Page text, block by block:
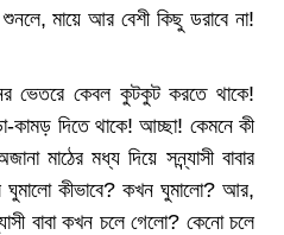
মায়ে আর বেশী কিছু ডরাবে না!
ভেতরে কেবল কুটকুট করতে থাকে!
কামড় দিতে থাকে! আচ্ছা! কেমনে কী
মাঠের মধ্য দিয়ে সন্ন্যাসী বাবার
ঘুমালো কীভাবে? কখন ঘুমালো? আর,
বাবা কখন চলে গেলো? কেনো চলে